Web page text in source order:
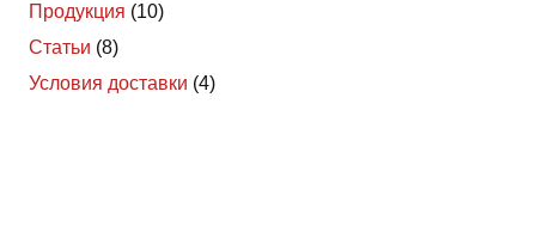
Продукция (10)
Статьи (8)
Условия доставки (4)